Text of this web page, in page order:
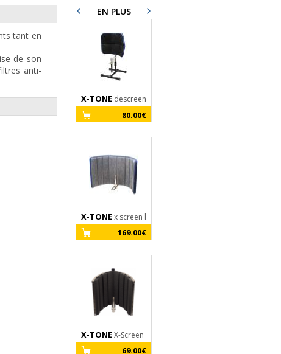
tant en
de son
anti-
EN PLUS
X-TONEdescreen
80.00€
X-TONEx screen l
169.00€
X-TONEX-Screen
69.00€